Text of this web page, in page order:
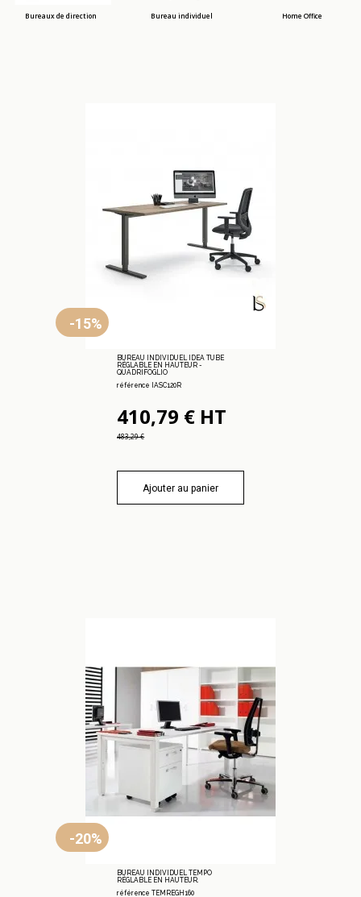
Bureaux de direction Bureau individuel Home Office
-15%
BUREAU INDIVIDUEL IDEA TUBE
RÉGLABLE EN HAUTEUR -
QUADRIFOGLIO
référence IASC120R
410,79 € HT
483,29 €
Ajouter au panier
-20%
BUREAU INDIVIDUEL TEMPO
RÉGLABLE EN HAUTEUR.
référence TEMREGH160